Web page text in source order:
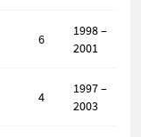
6
1998 –
2001
4
1997 –
2003